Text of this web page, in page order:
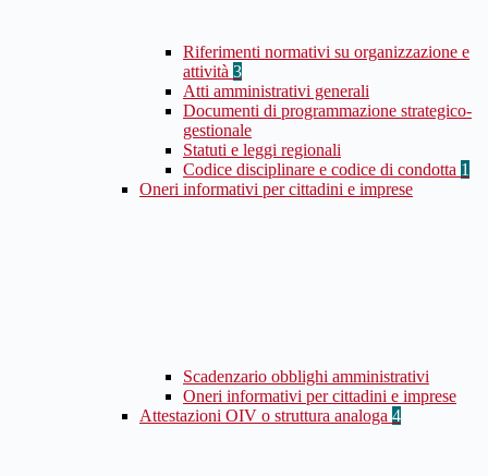
Riferimenti normativi su organizzazione e
attività 3
Atti amministrativi generali
Documenti di programmazione strategico-
gestionale
Statuti e leggi regionali
Codice disciplinare e codice di condotta 1
Oneri informativi per cittadini e imprese
Scadenzario obblighi amministrativi
Oneri informativi per cittadini e imprese
Attestazioni OIV o struttura analoga 4